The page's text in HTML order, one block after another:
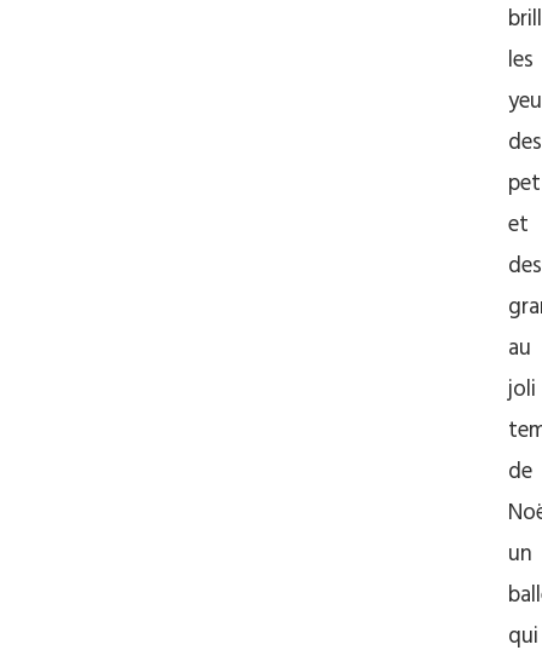
les
des
et
des
au
joli
de
un
qui